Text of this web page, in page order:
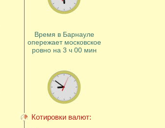
Время в Барнауле
опережает московское
ровно на 3 ч 00 мин
Котировки валют: